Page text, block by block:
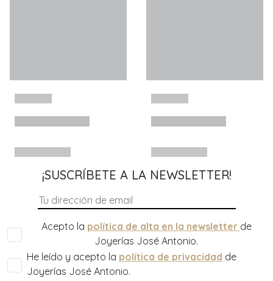
¡SUSCRÍBETE A LA NEWSLETTER!
Acepto la política de alta en la newsletter de
Joyerías José Antonio.
He leído y acepto la política de privacidad de
Joyerías José Antonio.